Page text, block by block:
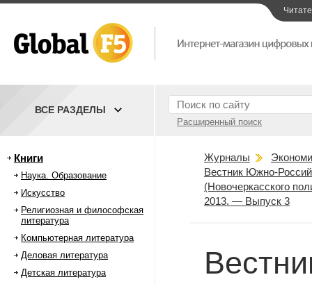
Расширенный поиск
ВСЕ РАЗДЕЛЫ
Книги
Наука. Образование
Искусство
Религиозная и философская
литература
Компьютерная литература
Деловая литература
Детская литература
Журналы
Вестник Южно-
(Новочеркасского
2013. — Выпуск 3